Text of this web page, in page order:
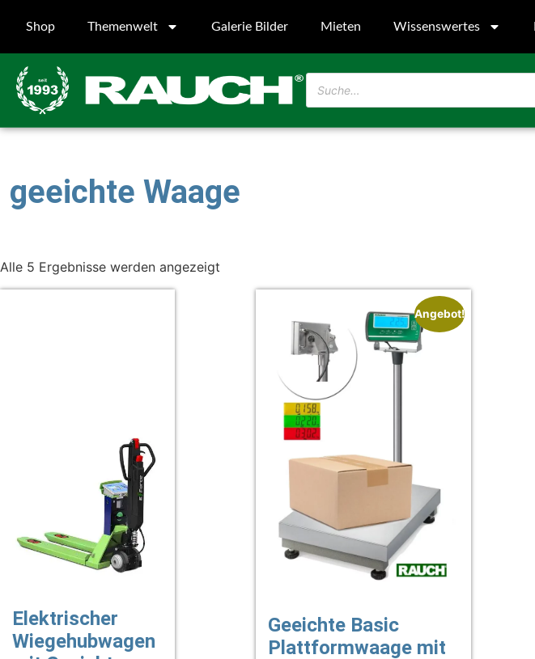
Shop Themenwelt Galerie Bilder Mieten Wissenswertes
geeichte Waage
Alle 5 Ergebnisse werden angezeigt
Elektrischer
Wiegehubwagen
Angebot!
Geeichte Basic
Plattformwaage mit